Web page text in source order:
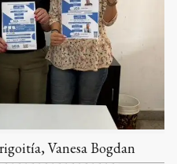
Vanesa Bogdan